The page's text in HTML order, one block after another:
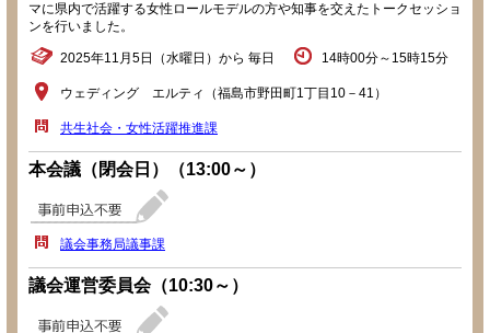
マに県内で活躍する女性ロールモデルの方や知事を交えたトークセッショ
ンを行いました。
2025年11月5日（水曜日）から 毎日 14時00分～15時15分
ウェディング エルティ（福島市野田町1丁目10－41）
共生社会・女性活躍推進課
本会議（閉会日）（13:00～）
議会事務局議事課
議会運営委員会（10:30～）